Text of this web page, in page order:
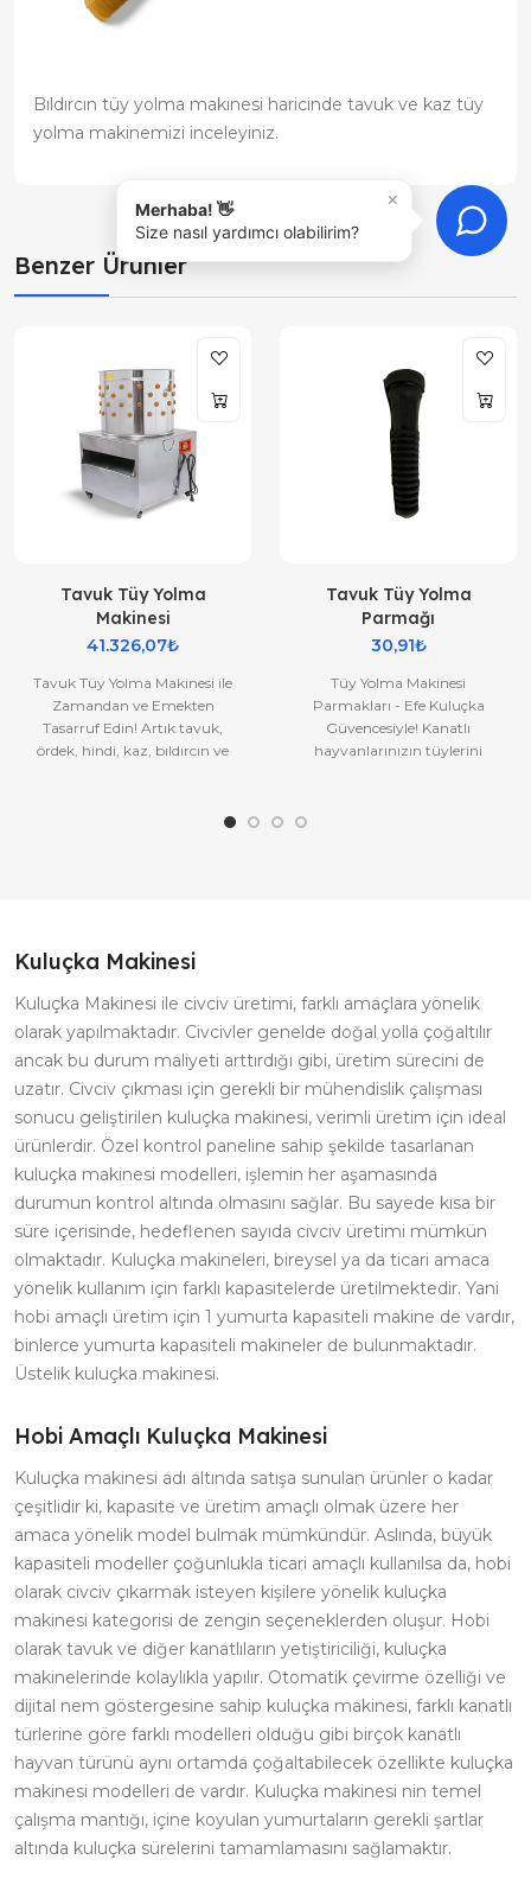
Bıldırcın tüy yolma makinesi haricinde tavuk ve kaz tüy
yolma makinemizi inceleyiniz.
Benzer Ürünler
Tavuk Tüy Yolma
Makinesi
41.326,07₺
Tavuk Tüy Yolma Makinesi ile
Zamandan ve Emekten
Tasarruf Edin! Artık tavuk,
ördek, hindi, kaz, bıldırcın ve
Tavuk Tüy Yolma
Parmağı
30,91₺
Tüy Yolma Makinesi
Parmakları - Efe Kuluçka
Güvencesiyle! Kanatlı
hayvanlarınızın tüylerini
Kuluçka Makinesi
Kuluçka Makinesi ile civciv üretimi, farklı amaçlara yönelik
olarak yapılmaktadır. Civcivler genelde doğal yolla çoğaltılır
ancak bu durum maliyeti arttırdığı gibi, üretim sürecini de
uzatır. Civciv çıkması için gerekli bir mühendislik çalışması
sonucu geliştirilen kuluçka makinesi, verimli üretim için ideal
ürünlerdir. Özel kontrol paneline sahip şekilde tasarlanan
kuluçka makinesi modelleri, işlemin her aşamasında
durumun kontrol altında olmasını sağlar. Bu sayede kısa bir
süre içerisinde, hedeflenen sayıda civciv üretimi mümkün
olmaktadır. Kuluçka makineleri, bireysel ya da ticari amaca
yönelik kullanım için farklı kapasitelerde üretilmektedir. Yani
hobi amaçlı üretim için 1 yumurta kapasiteli makine de vardır,
binlerce yumurta kapasiteli makineler de bulunmaktadır.
Üstelik kuluçka makinesi.
Hobi Amaçlı Kuluçka Makinesi
Kuluçka makinesi adı altında satışa sunulan ürünler o kadar
çeşitlidir ki, kapasite ve üretim amaçlı olmak üzere her
amaca yönelik model bulmak mümkündür. Aslında, büyük
kapasiteli modeller çoğunlukla ticari amaçlı kullanılsa da, hobi
olarak civciv çıkarmak isteyen kişilere yönelik kuluçka
makinesi kategorisi de zengin seçeneklerden oluşur. Hobi
olarak tavuk ve diğer kanatlıların yetiştiriciliği, kuluçka
makinelerinde kolaylıkla yapılır. Otomatik çevirme özelliği ve
dijital nem göstergesine sahip kuluçka makinesi, farklı kanatlı
türlerine göre farklı modelleri olduğu gibi birçok kanatlı
hayvan türünü aynı ortamda çoğaltabilecek özellikte kuluçka
makinesi modelleri de vardır. Kuluçka makinesi nin temel
çalışma mantığı, içine koyulan yumurtaların gerekli şartlar
altında kuluçka sürelerini tamamlamasını sağlamaktır.
×
Merhaba! 👋
Size nasıl yardımcı olabilirim?